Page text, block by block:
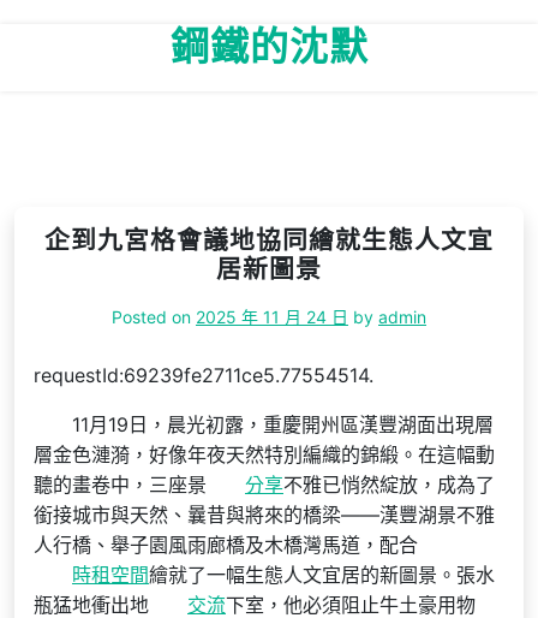
鋼鐵的沈默
企到九宮格會議地協同繪就生態人文宜
居新圖景
Posted on 2025 年 11 月 24 日 by admin
requestId:69239fe2711ce5.77554514.
11月19日，晨光初露，重慶開州區漢豐湖面出現層
層金色漣漪，好像年夜天然特別編織的錦緞。在這幅動
聽的畫卷中，三座景
分享不雅已悄然綻放，成為了
銜接城市與天然、曩昔與將來的橋梁——漢豐湖景不雅
人行橋、舉子園風雨廊橋及木橋灣馬道，配合
時租空間繪就了一幅生態人文宜居的新圖景。張水
瓶猛地衝出地
交流下室，他必須阻止牛土豪用物